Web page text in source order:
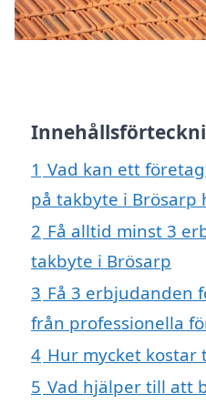
1 Vad kan ett
på takbyte i Brösarp
2 Få alltid minst 3
takbyte i Brösarp
3 Få 3 erbjudanden
från professionella
4 Hur mycket kostar
5 Vad hjälper till att